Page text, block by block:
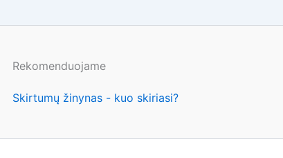
Rekomenduojame
Skirtumų žinynas - kuo skiriasi?